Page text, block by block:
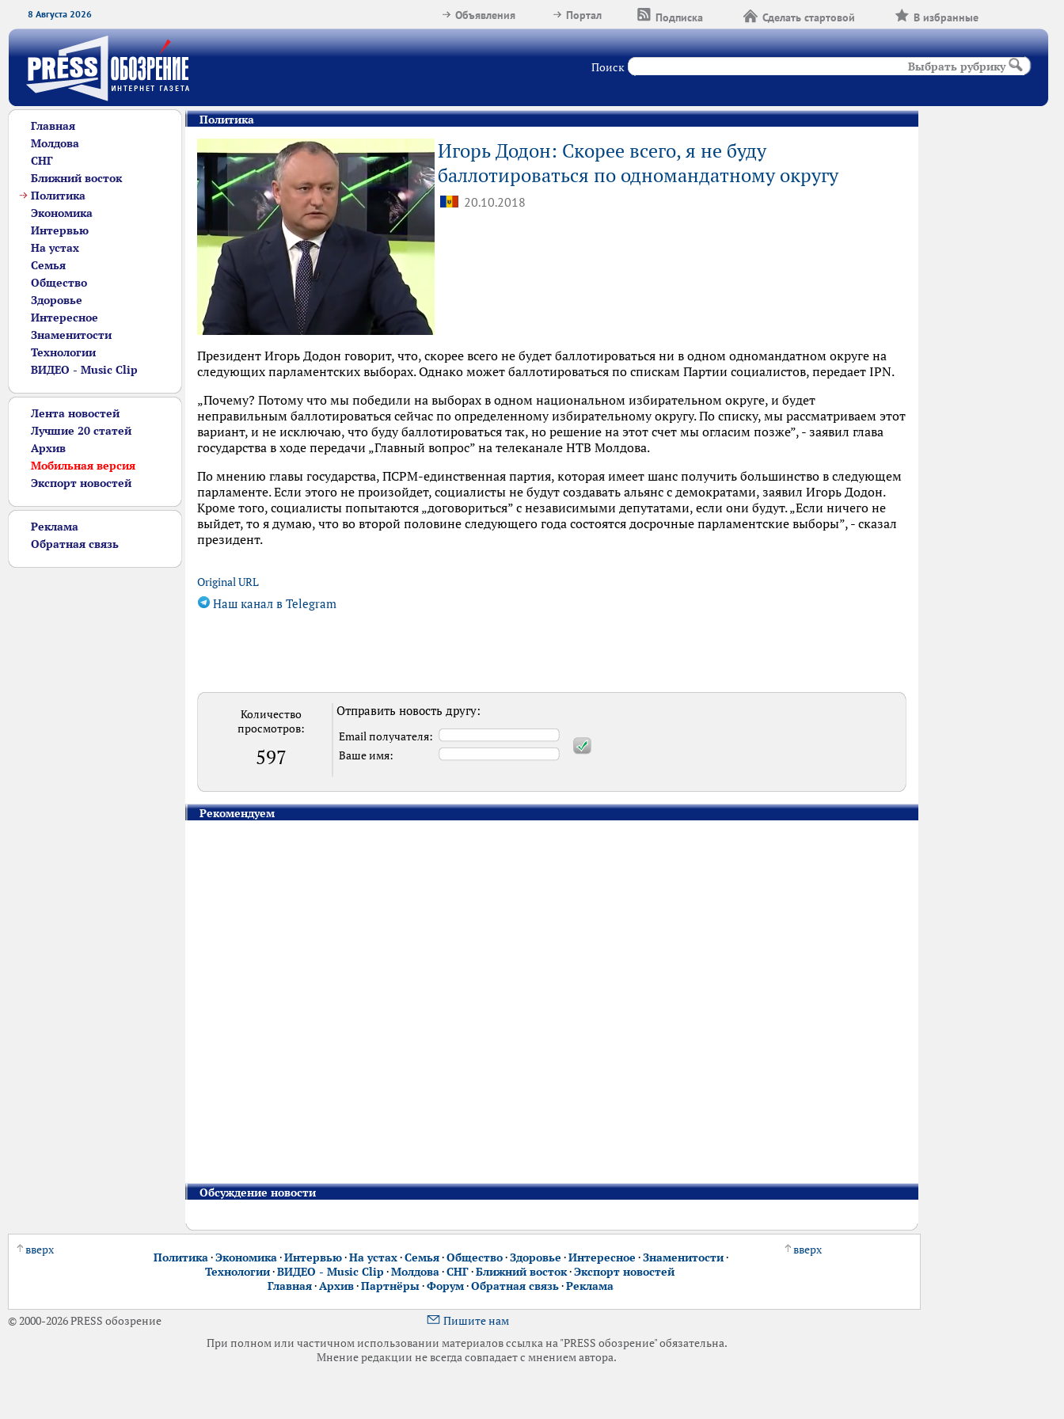
8 Августа 2026 В избранные
Сделать стартовой
Подписка
Портал
Объявления
Поиск Выбрать рубрику
Главная
Молдова
СНГ
Ближний восток
Политика
Экономика
Интервью
На устах
Семья
Общество
Здоровье
Интересное
Знаменитости
Технологии
ВИДЕО - Music Clip
Лента новостей
Лучшие 20 статей
Архив
Мобильная версия
Экспорт новостей
Реклама
Обратная связь
Политика
Игорь Додон: Скорее всего, я не буду
баллотироваться по одномандатному округу
20.10.2018
Президент Игорь Додон говорит, что, скорее всего не будет баллотироваться ни в одном одномандатном округе на
следующих парламентских выборах. Однако может баллотироваться по спискам Партии социалистов, передает IPN.
„Почему? Потому что мы победили на выборах в одном национальном избирательном округе, и будет
неправильным баллотироваться сейчас по определенному избирательному округу. По списку, мы рассматриваем этот
вариант, и не исключаю, что буду баллотироваться так, но решение на этот счет мы огласим позже”, - заявил глава
государства в ходе передачи „Главный вопрос” на телеканале НТВ Молдова.
По мнению главы государства, ПСРМ-единственная партия, которая имеет шанс получить большинство в следующем
парламенте. Если этого не произойдет, социалисты не будут создавать альянс с демократами, заявил Игорь Додон.
Кроме того, социалисты попытаются „договориться” с независимыми депутатами, если они будут. „Если ничего не
выйдет, то я думаю, что во второй половине следующего года состоятся досрочные парламентские выборы”, - сказал
президент.
Original URL
Наш канал в Telegram
Количество
просмотров:
597
Отправить новость другу:
Email получателя:
Ваше имя:
Рекомендуем
Обсуждение новости
вверх
Политика·Экономика·Интервью·На устах·Семья·Общество·Здоровье ·Интересное ·Знаменитости·
Технологии·ВИДЕО - Music Clip ·Молдова·СНГ·Ближний восток·Экспорт новостей
Главная·Архив·Партнёры·Форум·Обратная связь·Реклама
вверх
© 2000-2026 PRESS обозрение
Пишите нам
При полном или частичном использовании материалов ссылка на "PRESS обозрение" обязательна.
Мнение редакции не всегда совпадает с мнением автора.